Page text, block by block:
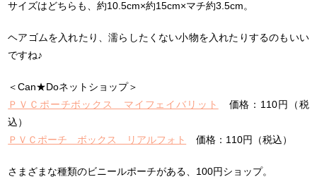
サイズはどちらも、約10.5cm×約15cm×マチ約3.5cm。
ヘアゴムを入れたり、濡らしたくない小物を入れたりするのもいい
ですね♪
＜Can★Doネットショップ＞
ＰＶＣポーチボックス マイフェイバリット
価格：110円（税
込）
ＰＶＣポーチ ボックス リアルフォト
価格：110円（税込）
さまざまな種類のビニールポーチがある、100円ショップ。